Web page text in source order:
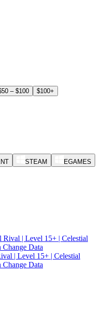
– $100 $100+
STEAM
EGAMES
| Level 15+ | Celestial
Change Data